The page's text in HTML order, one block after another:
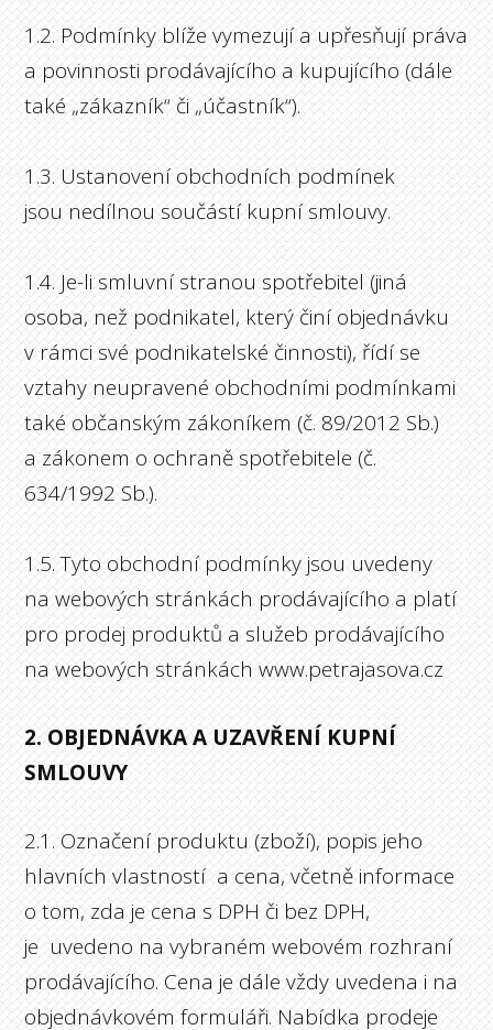
1.2. Podmínky blíže vymezují a upřesňují práva
a povinnosti prodávajícího a kupujícího (dále
také „zákazník“ či „účastník“).
1.3. Ustanovení obchodních podmínek
jsou nedílnou součástí kupní smlouvy.
1.4. Je-li smluvní stranou spotřebitel (jiná
osoba, než podnikatel, který činí objednávku
v rámci své podnikatelské činnosti), řídí se
vztahy neupravené obchodními podmínkami
také občanským zákoníkem (č. 89/2012 Sb.)
a zákonem o ochraně spotřebitele (č.
634/1992 Sb.).
1.5. Tyto obchodní podmínky jsou uvedeny
na webových stránkách prodávajícího a platí
pro prodej produktů a služeb prodávajícího
na webových stránkách www.petrajasova.cz
2. OBJEDNÁVKA A UZAVŘENÍ KUPNÍ
SMLOUVY
2.1. Označení produktu (zboží), popis jeho
hlavních vlastností a cena, včetně informace
o tom, zda je cena s DPH či bez DPH,
je uvedeno na vybraném webovém rozhraní
prodávajícího. Cena je dále vždy uvedena i na
objednávkovém formuláři. Nabídka prodeje